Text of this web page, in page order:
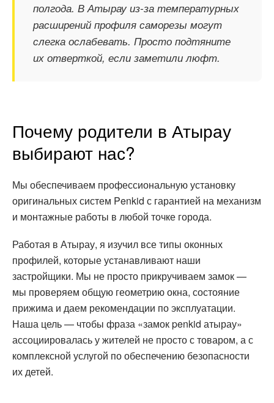
полгода. В Атырау из-за температурных
расширений профиля саморезы могут
слегка ослабевать. Просто подтяните
их отверткой, если заметили люфт.
Почему родители в Атырау
выбирают нас?
Мы обеспечиваем профессиональную установку
оригинальных систем Penkid с гарантией на механизм
и монтажные работы в любой точке города.
Работая в Атырау, я изучил все типы оконных
профилей, которые устанавливают наши
застройщики. Мы не просто прикручиваем замок —
мы проверяем общую геометрию окна, состояние
прижима и даем рекомендации по эксплуатации.
Наша цель — чтобы фраза «замок penkid атырау»
ассоциировалась у жителей не просто с товаром, а с
комплексной услугой по обеспечению безопасности
их детей.